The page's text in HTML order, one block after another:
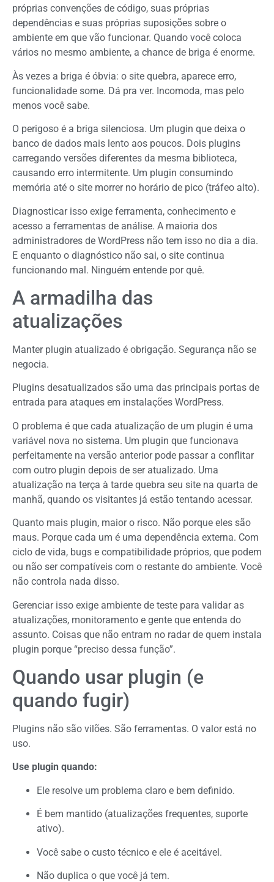
próprias convenções de código, suas próprias
dependências e suas próprias suposições sobre o
ambiente em que vão funcionar. Quando você coloca
vários no mesmo ambiente, a chance de briga é enorme.
Às vezes a briga é óbvia: o site quebra, aparece erro,
funcionalidade some. Dá pra ver. Incomoda, mas pelo
menos você sabe.
O perigoso é a briga silenciosa. Um plugin que deixa o
banco de dados mais lento aos poucos. Dois plugins
carregando versões diferentes da mesma biblioteca,
causando erro intermitente. Um plugin consumindo
memória até o site morrer no horário de pico (tráfeo alto).
Diagnosticar isso exige ferramenta, conhecimento e
acesso a ferramentas de análise. A maioria dos
administradores de WordPress não tem isso no dia a dia.
E enquanto o diagnóstico não sai, o site continua
funcionando mal. Ninguém entende por quê.
A armadilha das
atualizações
Manter plugin atualizado é obrigação. Segurança não se
negocia.
Plugins desatualizados são uma das principais portas de
entrada para ataques em instalações WordPress.
O problema é que cada atualização de um plugin é uma
variável nova no sistema. Um plugin que funcionava
perfeitamente na versão anterior pode passar a conflitar
com outro plugin depois de ser atualizado. Uma
atualização na terça à tarde quebra seu site na quarta de
manhã, quando os visitantes já estão tentando acessar.
Quanto mais plugin, maior o risco. Não porque eles são
maus. Porque cada um é uma dependência externa. Com
ciclo de vida, bugs e compatibilidade próprios, que podem
ou não ser compatíveis com o restante do ambiente. Você
não controla nada disso.
Gerenciar isso exige ambiente de teste para validar as
atualizações, monitoramento e gente que entenda do
assunto. Coisas que não entram no radar de quem instala
plugin porque “preciso dessa função”.
Quando usar plugin (e
quando fugir)
Plugins não são vilões. São ferramentas. O valor está no
uso.
Use plugin quando:
Ele resolve um problema claro e bem definido.
É bem mantido (atualizações frequentes, suporte
ativo).
Você sabe o custo técnico e ele é aceitável.
Não duplica o que você já tem.